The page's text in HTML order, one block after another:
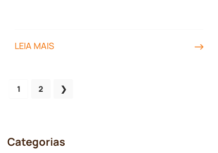
LEIA MAIS
1 2
Categorias